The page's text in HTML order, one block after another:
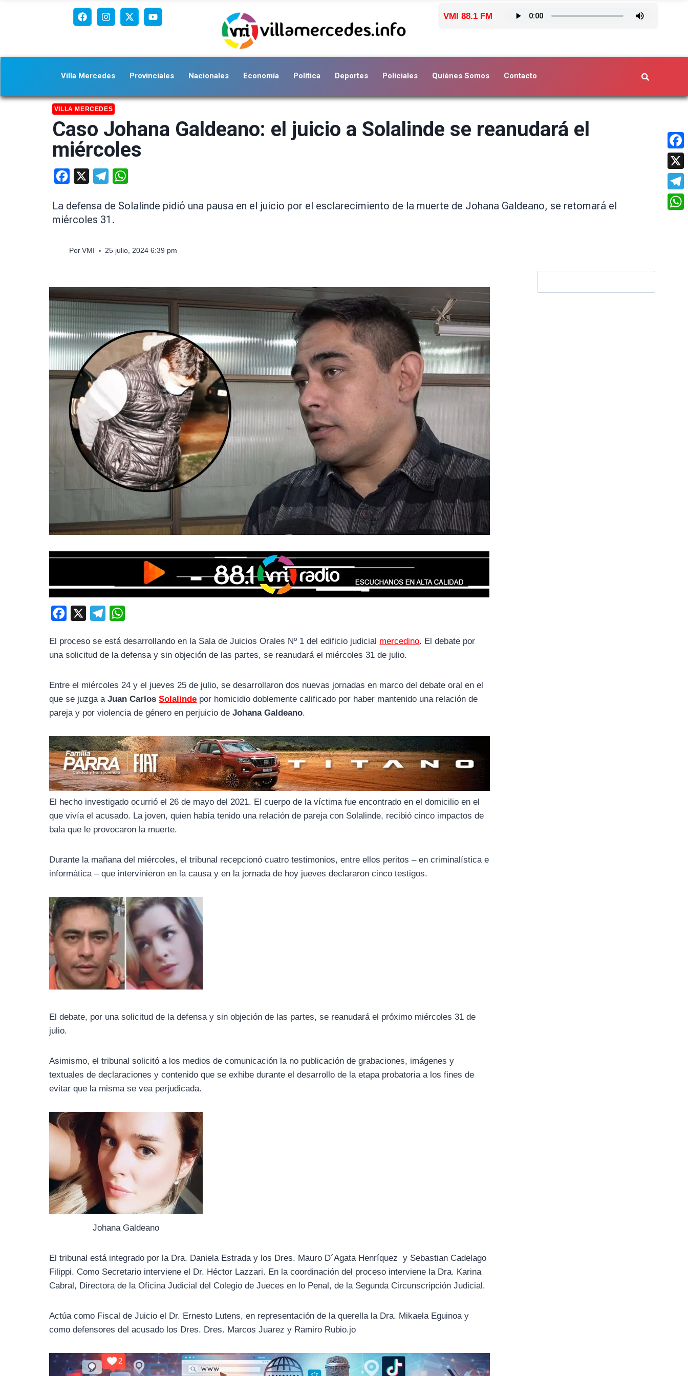
VMI 88.1 FM
Villa Mercedes Provinciales Nacionales Economía Política Deportes Policiales Quiénes Somos Contacto
VILLA MERCEDES
Caso Johana Galdeano: el juicio a Solalinde se reanudará el
miércoles
Facebook Telegram
La defensa de Solalinde pidió una pausa en el juicio por el esclarecimiento de la muerte de Johana Galdeano, se retomará el
miércoles 31.
Por VMI 25 julio, 2024 6:39 pm
c
e
o
k
l
e
r
a
t
A
El proceso se está desarrollando en la Sala de Juicios Orales Nº 1 del edificio judicial mercedino. El debate por
una solicitud de la defensa y sin objeción de las partes, se reanudará el miércoles 31 de julio.
Entre el miércoles 24 y el jueves 25 de julio, se desarrollaron dos nuevas jornadas en marco del debate oral en el
que se juzga aJuan CarlosSolalinde por homicidio doblemente calificado por haber mantenido una relación de
pareja y por violencia de género en perjuicio deJohana Galdeano.
El hecho investigado ocurrió el 26 de mayo del 2021. El cuerpo de la víctima fue encontrado en el domicilio en el
que vivía el acusado. La joven, quien había tenido una relación de pareja con Solalinde, recibió cinco impactos de
bala que le provocaron la muerte.
Durante la mañana del miércoles, el tribunal recepcionó cuatro testimonios, entre ellos peritos – en criminalística e
informática – que intervinieron en la causa y en la jornada de hoy jueves declararon cinco testigos.
El debate, por una solicitud de la defensa y sin objeción de las partes, se reanudará el próximo miércoles 31 de
julio.
Asimismo, el tribunal solicitó a los medios de comunicación la no publicación de grabaciones, imágenes y
textuales de declaraciones y contenido que se exhibe durante el desarrollo de la etapa probatoria a los fines de
evitar que la misma se vea perjudicada.
Johana Galdeano
El tribunal está integrado por la Dra. Daniela Estrada y los Dres. Mauro D´Agata Henríquez y Sebastian Cadelago
Filippi. Como Secretario interviene el Dr. Héctor Lazzari. En la coordinación del proceso interviene la Dra. Karina
Cabral, Directora de la Oficina Judicial del Colegio de Jueces en lo Penal, de la Segunda Circunscripción Judicial.
Actúa como Fiscal de Juicio el Dr. Ernesto Lutens, en representación de la querella la Dra. Mikaela Eguinoa y
como defensores del acusado los Dres. Dres. Marcos Juarez y Ramiro Rubio.jo
X